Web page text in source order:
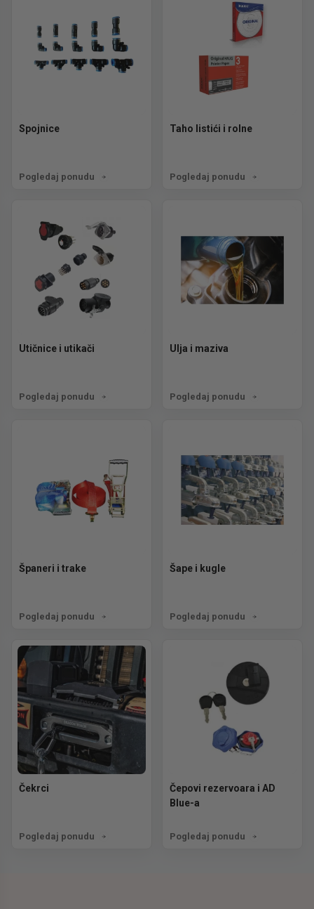
Spojnice
Pogledaj ponudu
Taho listići i rolne
Pogledaj ponudu
Utičnice i utikači
Pogledaj ponudu
Ulja i maziva
Pogledaj ponudu
Španeri i trake
Pogledaj ponudu
Šape i kugle
Pogledaj ponudu
Čekrci
Pogledaj ponudu
Čepovi rezervoara i AD
Blue-a
Pogledaj ponudu